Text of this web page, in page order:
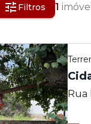
Filtros 1
Rua